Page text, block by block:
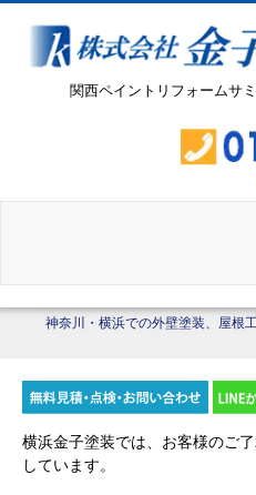
関西ペイントリフォームサ
神奈川・横浜での外壁塗装、屋根
横浜金子塗装では、お客様のご
しています。